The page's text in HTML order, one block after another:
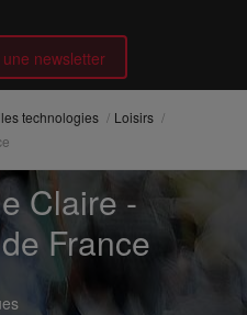
newsletter
technologies
Loisirs
Claire -
France